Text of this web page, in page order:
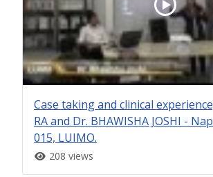
Case taking and clinical
RA and Dr. BHAWISHA JOSHI -
015, LUIMO.
208 views